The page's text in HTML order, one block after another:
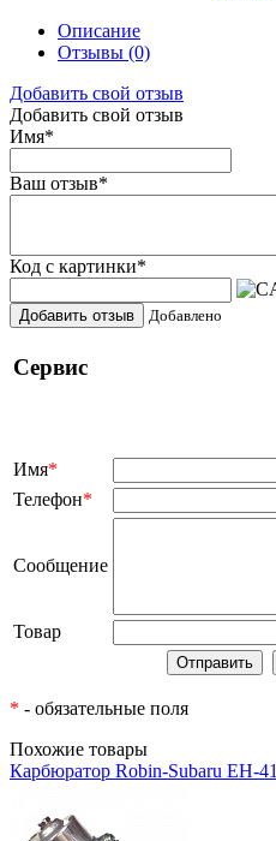
Описание
Отзывы (0)
Добавить свой отзыв
Добавить свой отзыв
Имя*
Ваш отзыв*
Код с картинки*
Добавить отзыв Добавлено
Сервис
Имя*
Телефон*
Сообщение
Товар
* - обязательные поля
Похожие товары
Карбюратор Robin-Subaru EH-41